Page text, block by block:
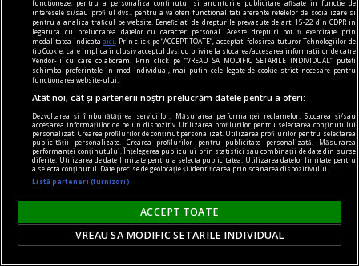
functioneze, pentru a personaliza continutul si anunturile publicitare afisate in functie de
interesele si/sau profilul dvs., pentru a va oferi functionalitati aferente retelelor de socializare si
pentru a analiza traficul pe website. Beneficiati de drepturile prevazute de art. 15-22 din GDPR in
legatura cu prelucrarea datelor cu caracter personal. Aceste drepturi pot fi exercitate prin
modalitatea indicataaici
. Prin click pe “ACCEPT TOATE”, acceptati folosirea tuturor Tehnologiilor de
tip Cookie, care implica inclusiv acceptul dvs. cu privire la stocarea/accesarea informatiilor de catre
Vendor-ii cu care colaboram. Prin click pe “VREAU SA MODIFIC SETARILE INDIVIDUAL” puteti
schimba preferintele in mod individual, mai putin cele legate de cookie strict necesare pentru
functionarea website-ului.
Atât noi, cât și partenerii noștri prelucrăm datele pentru a oferi:
Dezvoltarea și îmbunătățirea serviciilor. Măsurarea performanței reclamelor. Stocarea și/sau
accesarea informațiilor de pe un dispozitiv. Utilizarea profilurilor pentru selectarea conținutului
personalizat. Crearea profilurilor de conținut personalizat. Utilizarea profilurilor pentru selectarea
publicității personalizate. Crearea profilurilor pentru publicitate personalizată. Măsurarea
performanței conținutului. Înțelegerea publicului prin statistici sau combinații de date din surse
diferite. Utilizarea de date limitate pentru a selecta publicitatea. Utilizarea datelor limitate pentru
a selecta conținutul. Date precise de geolocație și identificarea prin scanarea dispozitivului.
Listă parteneri (furnizori)
ACCEPT TOATE
VREAU SA MODIFIC SETARILE INDIVIDUAL